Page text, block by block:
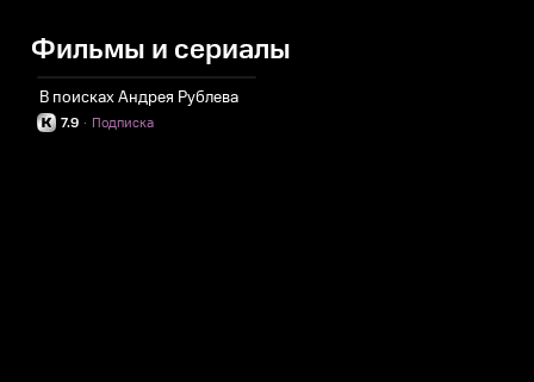
Фильмы и сериалы
В поисках Андрея Рублева
7.9 Подписка
·